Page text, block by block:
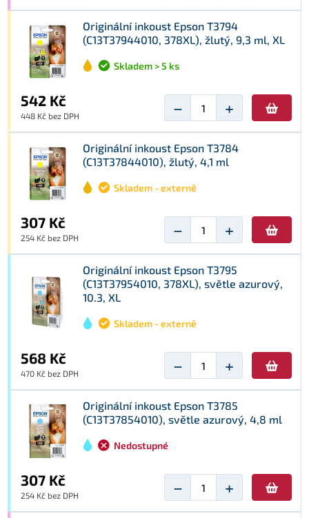
Originální inkoust Epson T3794
(C13T37944010, 378XL), žlutý, 9,3 ml, XL
Skladem > 5 ks
542 Kč
448 Kč bez DPH − +
Originální inkoust Epson T3784
(C13T37844010), žlutý, 4,1 ml
Skladem - externě
307 Kč
254 Kč bez DPH − +
Originální inkoust Epson T3795
(C13T37954010, 378XL), světle azurový,
10.3, XL
Skladem - externě
568 Kč
470 Kč bez DPH − +
Originální inkoust Epson T3785
(C13T37854010), světle azurový, 4,8 ml
Nedostupné
307 Kč
254 Kč bez DPH − +